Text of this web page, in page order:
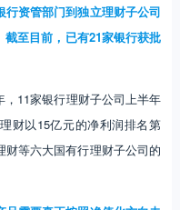
资管部门到独立理财子公司
至目前，已有21家银行获批
11家银行理财子公司上半年
财以15亿元的净利润排名第
等六大国有行理财子公司的